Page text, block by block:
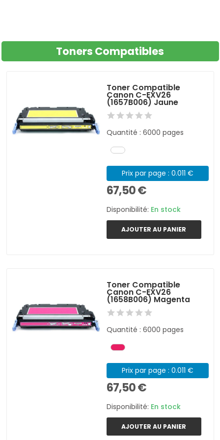
Toners Compatibles
Toner Compatible
Canon C-EXV26
(1657B006) Jaune
Quantité : 6000 pages
Prix par page : 0.011 €
67,50 €
Disponibilité: En stock
AJOUTER AU PANIER
Toner Compatible
Canon C-EXV26
(1658B006) Magenta
Quantité : 6000 pages
Prix par page : 0.011 €
67,50 €
Disponibilité: En stock
AJOUTER AU PANIER